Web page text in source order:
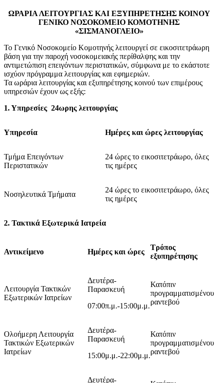
ΩΡΑΡΙΑ ΛΕΙΤΟΥΡΓΙΑΣ ΚΑΙ ΕΞΥΠΗΡΕΤΗΣΗΣ ΚΟΙΝΟΥ
ΓΕΝΙΚΟ ΝΟΣΟΚΟΜΕΙΟ ΚΟΜΟΤΗΝΗΣ
«ΣΙΣΜΑΝΟΓΛΕΙΟ»
Το Γενικό Νοσοκομείο Κομοτηνής λειτουργεί σε εικοσιτετράωρη
βάση για την παροχή νοσοκομειακής περίθαλψης και την
αντιμετώπιση επειγόντων περιστατικών, σύμφωνα με το εκάστοτε
ισχύον πρόγραμμα λειτουργίας και εφημεριών.
Τα ωράρια λειτουργίας και εξυπηρέτησης κοινού των επιμέρους
υπηρεσιών έχουν ως εξής:
1. Υπηρεσίες 24ωρης λειτουργίας
Υπηρεσία Ημέρες και ώρες λειτουργίας
Τμήμα Επειγόντων
Περιστατικών
24 ώρες το εικοσιτετράωρο, όλες
τις ημέρες
Νοσηλευτικά Τμήματα
24 ώρες το εικοσιτετράωρο, όλες
τις ημέρες
2. Τακτικά Εξωτερικά Ιατρεία
Αντικείμενο Ημέρες και ώρες
Τρόπος
εξυπηρέτησης
Λειτουργία Τακτικών
Εξωτερικών Ιατρείων
Δευτέρα-
Παρασκευή
07:00π.μ.-15:00μ.μ.
Κατόπιν
προγραμματισμένου
ραντεβού
Ολοήμερη Λειτουργία
Τακτικών Εξωτερικών
Ιατρείων
Δευτέρα-
Παρασκευή
15:00μ.μ.-22:00μ.μ.
Κατόπιν
προγραμματισμένου
ραντεβού
Δευτέρα-